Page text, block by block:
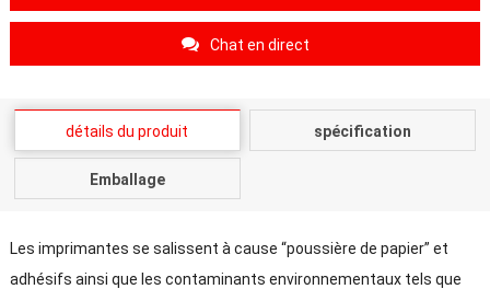
Chat en direct
détails du produit spécification
Emballage
Les imprimantes se salissent à cause “poussière de papier” et
adhésifs ainsi que les contaminants environnementaux tels que